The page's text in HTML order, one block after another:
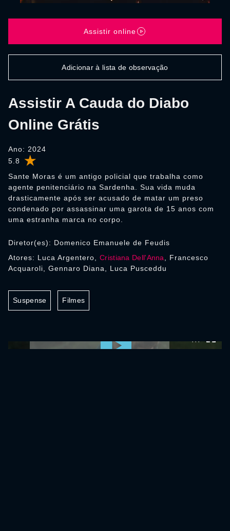
5.8
Assistir A Cauda do Diabo
Online Grátis
Ano: 2024
Sante Moras é um antigo policial que trabalha como
agente penitenciário na Sardenha. Sua vida muda
drasticamente após ser acusado de matar um preso
condenado por assassinar uma garota de 15 anos com
uma estranha marca no corpo.
Assistir online
Adicionar à lista de observação
Diretor(es): Domenico Emanuele de Feudis
Atores: Luca Argentero, Cristiana Dell'Anna
, Francesco
Acquaroli, Gennaro Diana, Luca Pusceddu
Suspense Filmes